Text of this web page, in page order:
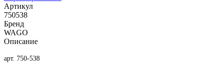
Артикул
750538
Бренд
WAGO
Описание
арт. 750-538